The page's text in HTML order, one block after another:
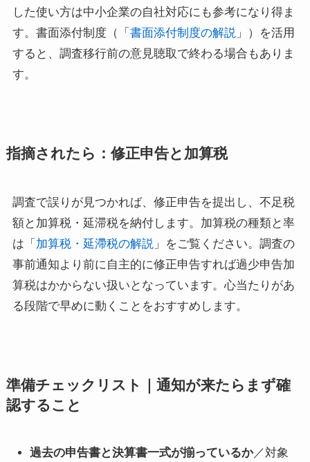
した使い方は中小企業の自社対応にも参考になり得ま
す。書面添付制度（「 書面添付制度の解説」）を活用
すると、調査移行前の意見聴取で終わる場合もありま
す。
指摘されたら：修正申告と加算税
調査で誤りが見つかれば、修正申告を提出し、不足税
額と加算税・延滞税を納付します。加算税の種類と率
は「 加算税・延滯税の解説」をご覧ください。調査の
事前通知より前に自主的に修正申告すれば過少申告加
算税はかからない扱いとなっています。心当たりがあ
る段階で早めに動くことをおすすめします。
準備チェックリスト｜通知が来たらまず確
認すること
過去の申告書と決算書一式が揃っているか／対象